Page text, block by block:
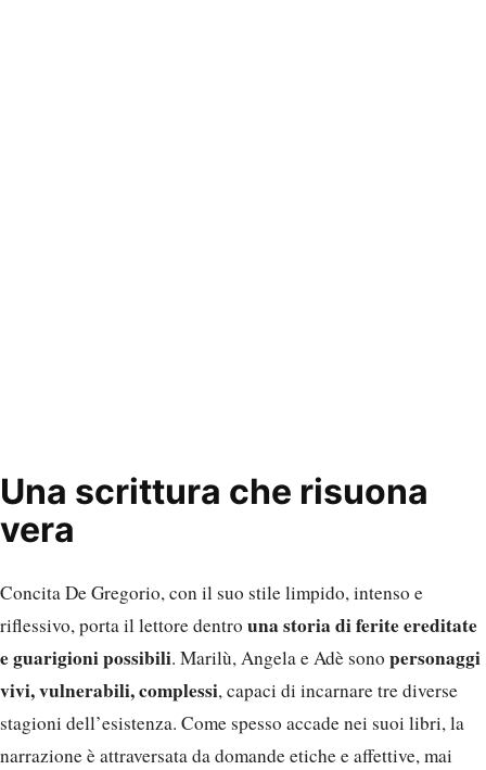
Una scrittura che risuona
vera
Concita De Gregorio, con il suo stile limpido, intenso e
riflessivo, porta il lettore dentro una storia di ferite ereditate
e guarigioni possibili. Marilù, Angela e Adè sono personaggi
vivi, vulnerabili, complessi, capaci di incarnare tre diverse
stagioni dell’esistenza. Come spesso accade nei suoi libri, la
narrazione è attraversata da domande etiche e affettive, mai